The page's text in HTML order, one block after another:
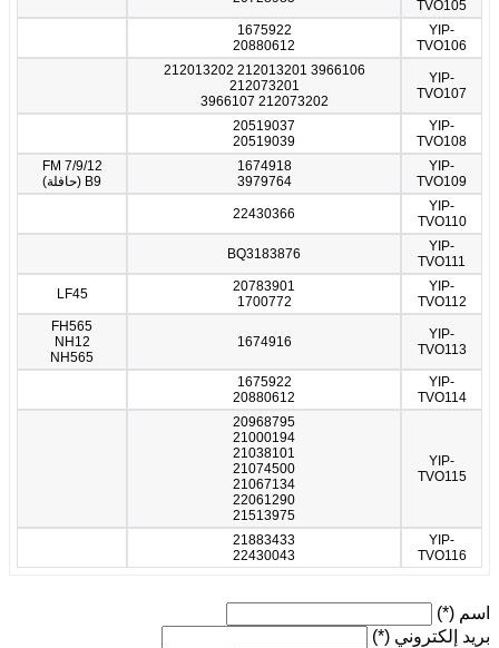
TVO105
YIP-
TVO106
1675922
20880612
YIP-
TVO107
3966106 212013201 212013202
212073201
212073202 3966107
YIP-
TVO108
20519037
20519039
YIP-
TVO109
1674918
3979764
FM 7/9/12
B9 (حافلة)
YIP-
TVO110
22430366
YIP-
TVO111
BQ3183876
YIP-
TVO112
20783901
1700772
LF45
YIP-
TVO113
1674916
FH565
NH12
NH565
YIP-
TVO114
1675922
20880612
YIP-
TVO115
20968795
21000194
21038101
21074500
21067134
22061290
21513975
YIP-
TVO116
21883433
22430043
اسم (*)
بريد إلكتروني (*)